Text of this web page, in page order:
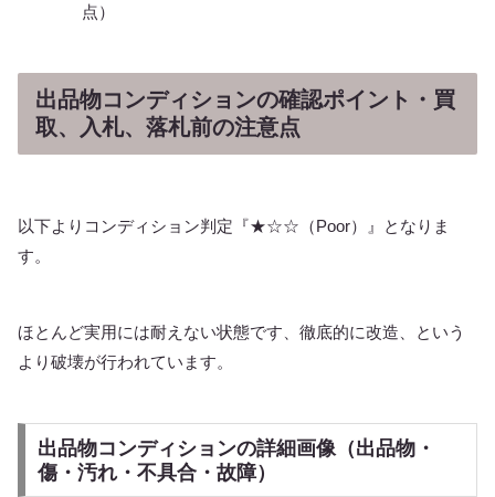
点）
出品物コンディションの確認ポイント・買
取、入札、落札前の注意点
以下よりコンディション判定『★☆☆（Poor）』となりま
す。
ほとんど実用には耐えない状態です、徹底的に改造、という
より破壊が行われています。
出品物コンディションの詳細画像（出品物・
傷・汚れ・不具合・故障）